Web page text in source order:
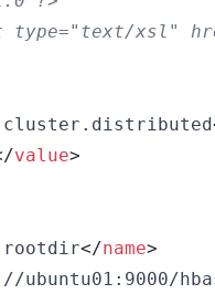
type="text/xsl"
value>
</name>
ubuntu01:9000/